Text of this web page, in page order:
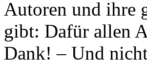
Autoren und ihre
gibt: Dafür allen
Dank! – Und